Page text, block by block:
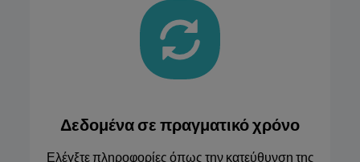
Δεδομένα σε πραγματικό χρόνο
Ελέγξτε πληροφορίες όπως την κατεύθυνση της